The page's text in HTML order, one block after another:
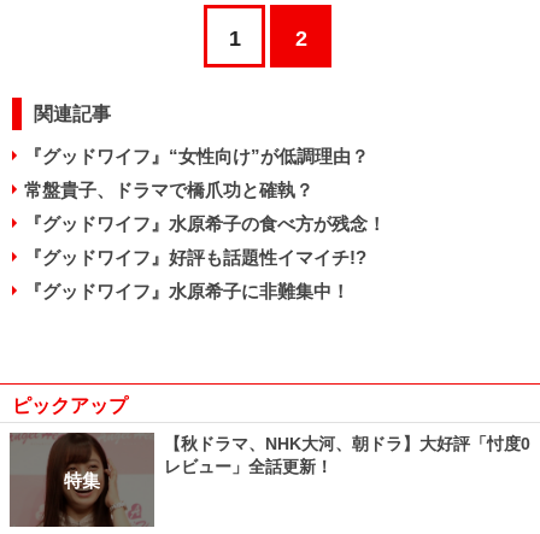
1 2
関連記事
『グッドワイフ』“女性向け”が低調理由？
常盤貴子、ドラマで橋爪功と確執？
『グッドワイフ』水原希子の食べ方が残念！
『グッドワイフ』好評も話題性イマイチ!?
『グッドワイフ』水原希子に非難集中！
ピックアップ
特集
【秋ドラマ、NHK大河、朝ドラ】大好評「忖度0
レビュー」全話更新！